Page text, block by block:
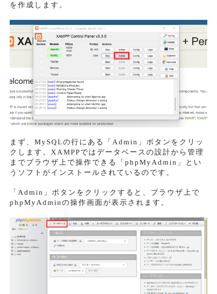
を作成します。
まず、MySQLの行にある「Admin」ボタンをクリッ
クします。XAMPPではデータベースの設計から管理
までブラウザ上で操作できる「phpMyAdmin」とい
うソフトがインストールされているのです。
「Admin」ボタンをクリックすると、ブラウザ上で
phpMyAdminの操作画面が表示されます。